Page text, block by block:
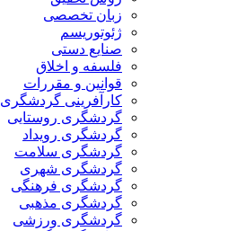
زبان تخصصی
ژئوتوریسم
صنایع دستی
فلسفه و اخلاق
قوانین و مقررات
کارآفرینی گردشگری
گردشگری روستایی
گردشگری رویداد
گردشگری سلامت
گردشگری شهری
گردشگری فرهنگی
گردشگری مذهبی
گردشگری ورزشی